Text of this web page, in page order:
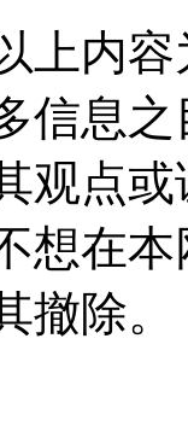
内容
信息
观点
想在
撤除。